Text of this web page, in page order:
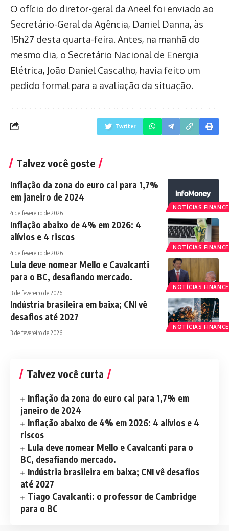
O ofício do diretor-geral da Aneel foi enviado ao
Secretário-Geral da Agência, Daniel Danna, às
15h27 desta quarta-feira. Antes, na manhã do
mesmo dia, o Secretário Nacional de Energia
Elétrica, João Daniel Cascalho, havia feito um
pedido formal para a avaliação da situação.
Twitter
Talvez você goste
NOTÍCIAS
Inflação da zona do euro cai para 1,7%
em janeiro de 2024
4 de fevereiro de 2026
NOTÍCIAS
Inflação abaixo de 4% em 2026: 4
alívios e 4 riscos
4 de fevereiro de 2026
NOTÍCIAS
Lula deve nomear Mello e Cavalcanti
para o BC, desafiando mercado.
3 de fevereiro de 2026
NOTÍCIAS
Indústria brasileira em baixa; CNI vê
desafios até 2027
3 de fevereiro de 2026
Talvez você curta
Inflação da zona do euro cai para 1,7% em
janeiro de 2024
Inflação abaixo de 4% em 2026: 4 alívios e 4
riscos
Lula deve nomear Mello e Cavalcanti para o
BC, desafiando mercado.
Indústria brasileira em baixa; CNI vê desafios
até 2027
Tiago Cavalcanti: o professor de Cambridge
para o BC